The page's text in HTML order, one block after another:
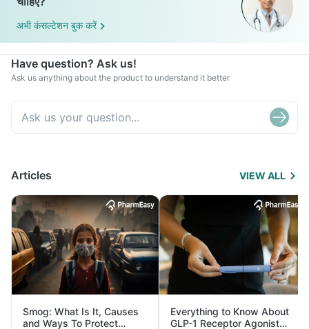
अभी कंसल्टेशन बुक करें
Have question? Ask us!
Ask us anything about the product to understand it better
Articles VIEW ALL
Smog: What Is It, Causes
and Ways To Protect
Everything to Know About
GLP-1 Receptor Agonist